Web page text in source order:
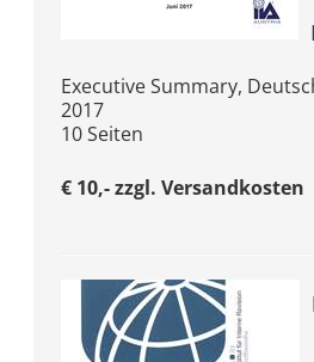
Executive Summary,
2017
10 Seiten
€ 10,- zzgl. Versandkosten